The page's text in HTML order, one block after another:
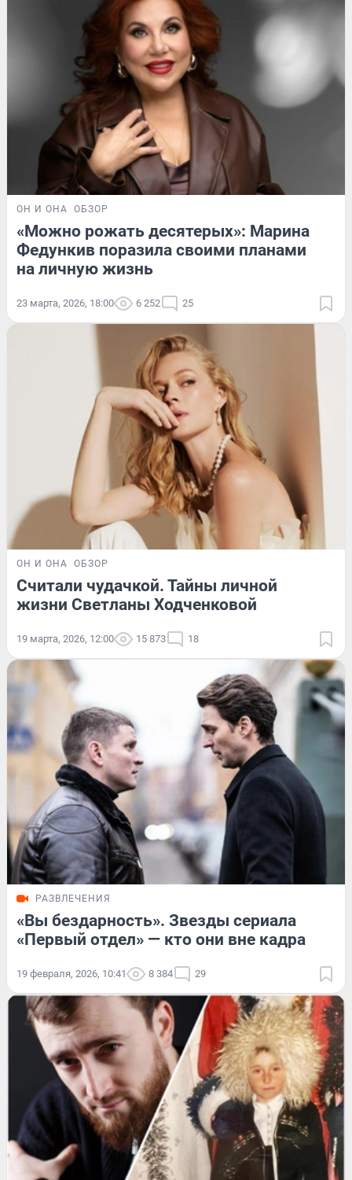
ОН И ОНА ОБЗОР
«Можно рожать десятерых»: Марина
Федункив поразила своими планами
на личную жизнь
23 марта, 2026, 18:00 6 252 25
ОН И ОНА ОБЗОР
Считали чудачкой. Тайны личной
жизни Светланы Ходченковой
19 марта, 2026, 12:00 15 873 18
РАЗВЛЕЧЕНИЯ
«Вы бездарность». Звезды сериала
«Первый отдел» — кто они вне кадра
19 февраля, 2026, 10:41 8 384 29